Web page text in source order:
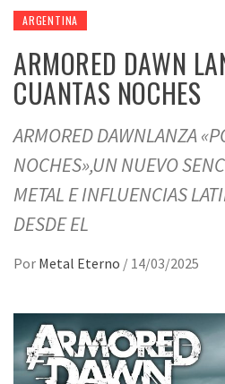
ARGENTINA
ARMORED DAWN
CUANTAS NOCHES
ARMORED DAWNLANZA
NOCHES»,UN NUEVO
METAL E INFLUENCIAS
DESDE EL
Por Metal Eterno / 14/03/2025